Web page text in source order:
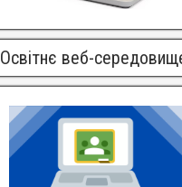
Освітнє веб-